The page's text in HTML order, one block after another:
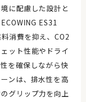
に配慮した設計と
ES31
消費を抑え、CO2
ット性能やドライ
を確保しながら快
ンは、排水性を高
グリップ力を向上